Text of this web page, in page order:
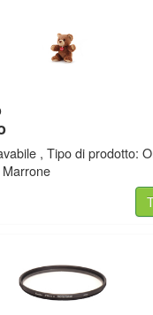
, Tipo di prodotto: